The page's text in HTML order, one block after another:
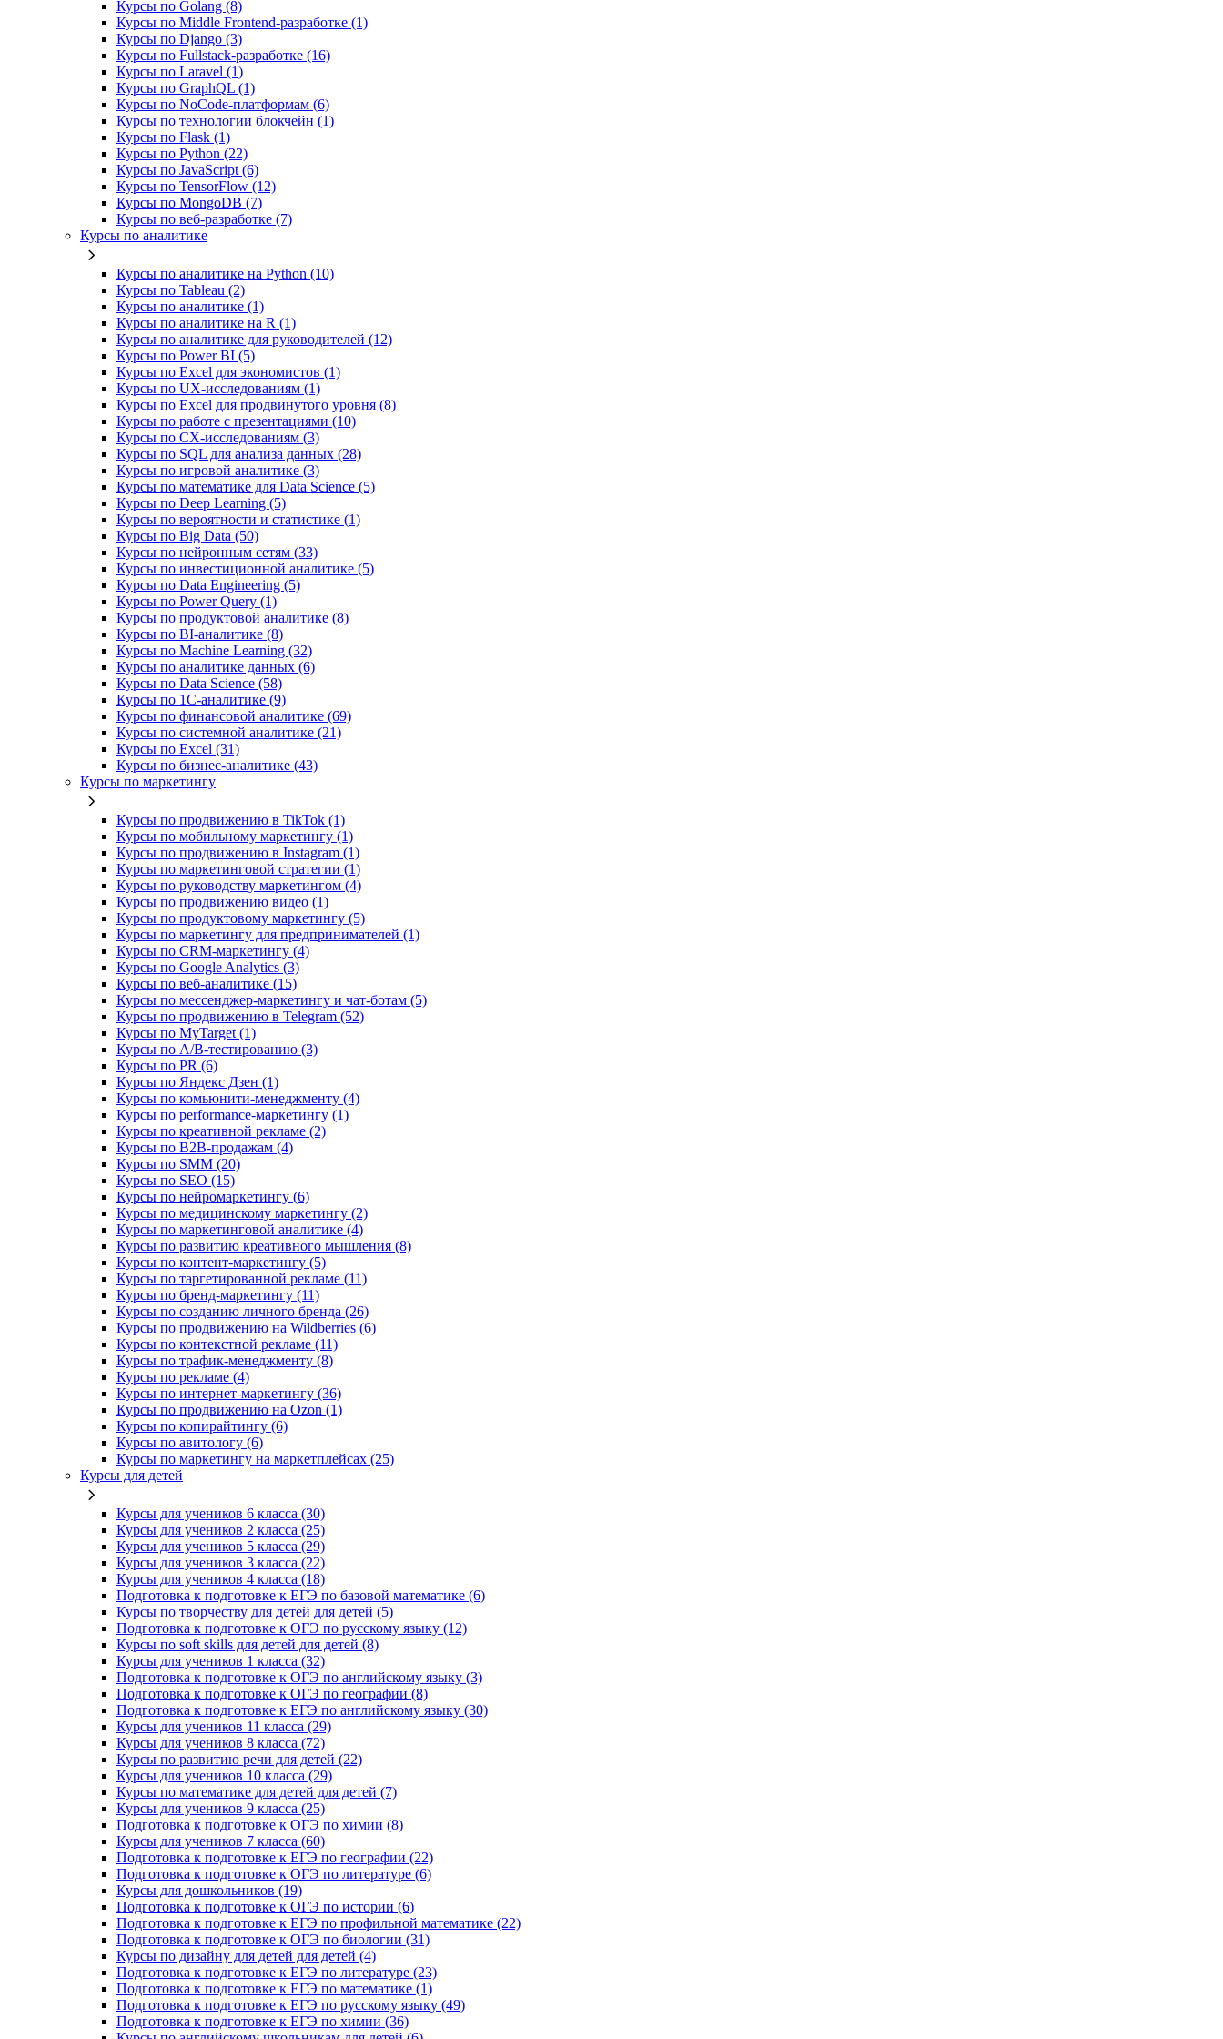
Курсы по Golang (8)
Курсы по Middle Frontend-разработке (1)
Курсы по Django (3)
Курсы по Fullstack‑разработке (16)
Курсы по Laravel (1)
Курсы по GraphQL (1)
Курсы по NoCode‑платформам (6)
Курсы по технологии блокчейн (1)
Курсы по Flask (1)
Курсы по Python (22)
Курсы по JavaScript (6)
Курсы по TensorFlow (12)
Курсы по MongoDB (7)
Курсы по веб‑разработке (7)
Курсы по аналитике
Курсы по аналитике на Python (10)
Курсы по Tableau (2)
Курсы по аналитике (1)
Курсы по аналитике на R (1)
Курсы по аналитике для руководителей (12)
Курсы по Power BI (5)
Курсы по Excel для экономистов (1)
Курсы по UX‑исследованиям (1)
Курсы по Excel для продвинутого уровня (8)
Курсы по работе с презентациями (10)
Курсы по CX-исследованиям (3)
Курсы по SQL для анализа данных (28)
Курсы по игровой аналитике (3)
Курсы по математике для Data Science (5)
Курсы по Deep Learning (5)
Курсы по вероятности и статистике (1)
Курсы по Big Data (50)
Курсы по нейронным сетям (33)
Курсы по инвестиционной аналитике (5)
Курсы по Data Engineering (5)
Курсы по Power Query (1)
Курсы по продуктовой аналитике (8)
Курсы по BI‑аналитике (8)
Курсы по Machine Learning (32)
Курсы по аналитике данных (6)
Курсы по Data Science (58)
Курсы по 1С‑аналитике (9)
Курсы по финансовой аналитике (69)
Курсы по системной аналитике (21)
Курсы по Excel (31)
Курсы по бизнес‑аналитике (43)
Курсы по маркетингу
Курсы по продвижению в TikTok (1)
Курсы по мобильному маркетингу (1)
Курсы по продвижению в Instagram (1)
Курсы по маркетинговой стратегии (1)
Курсы по руководству маркетингом (4)
Курсы по продвижению видео (1)
Курсы по продуктовому маркетингу (5)
Курсы по маркетингу для предпринимателей (1)
Курсы по CRM-маркетингу (4)
Курсы по Google Analytics (3)
Курсы по веб-аналитике (15)
Курсы по мессенджер-маркетингу и чат-ботам (5)
Курсы по продвижению в Telegram (52)
Курсы по MyTarget (1)
Курсы по A/B-тестированию (3)
Курсы по PR (6)
Курсы по Яндекс Дзен (1)
Курсы по комьюнити-менеджменту (4)
Курсы по performance-маркетингу (1)
Курсы по креативной рекламе (2)
Курсы по B2B-продажам (4)
Курсы по SMM (20)
Курсы по SEO (15)
Курсы по нейромаркетингу (6)
Курсы по медицинскому маркетингу (2)
Курсы по маркетинговой аналитике (4)
Курсы по развитию креативного мышления (8)
Курсы по контент-маркетингу (5)
Курсы по таргетированной рекламе (11)
Курсы по бренд-маркетингу (11)
Курсы по созданию личного бренда (26)
Курсы по продвижению на Wildberries (6)
Курсы по контекстной рекламе (11)
Курсы по трафик-менеджменту (8)
Курсы по рекламе (4)
Курсы по интернет-маркетингу (36)
Курсы по продвижению на Ozon (1)
Курсы по копирайтингу (6)
Курсы по авитологу (6)
Курсы по маркетингу на маркетплейсах (25)
Курсы для детей
Курсы для учеников 6 класса (30)
Курсы для учеников 2 класса (25)
Курсы для учеников 5 класса (29)
Курсы для учеников 3 класса (22)
Курсы для учеников 4 класса (18)
Подготовка к подготовке к ЕГЭ по базовой математике (6)
Курсы по творчеству для детей для детей (5)
Подготовка к подготовке к ОГЭ по русскому языку (12)
Курсы по soft skills для детей для детей (8)
Курсы для учеников 1 класса (32)
Подготовка к подготовке к ОГЭ по английскому языку (3)
Подготовка к подготовке к ОГЭ по географии (8)
Подготовка к подготовке к ЕГЭ по английскому языку (30)
Курсы для учеников 11 класса (29)
Курсы для учеников 8 класса (72)
Курсы по развитию речи для детей (22)
Курсы для учеников 10 класса (29)
Курсы по математике для детей для детей (7)
Курсы для учеников 9 класса (25)
Подготовка к подготовке к ОГЭ по химии (8)
Курсы для учеников 7 класса (60)
Подготовка к подготовке к ЕГЭ по географии (22)
Подготовка к подготовке к ОГЭ по литературе (6)
Курсы для дошкольников (19)
Подготовка к подготовке к ОГЭ по истории (6)
Подготовка к подготовке к ЕГЭ по профильной математике (22)
Подготовка к подготовке к ОГЭ по биологии (31)
Курсы по дизайну для детей для детей (4)
Подготовка к подготовке к ЕГЭ по литературе (23)
Подготовка к подготовке к ЕГЭ по математике (1)
Подготовка к подготовке к ЕГЭ по русскому языку (49)
Подготовка к подготовке к ЕГЭ по химии (36)